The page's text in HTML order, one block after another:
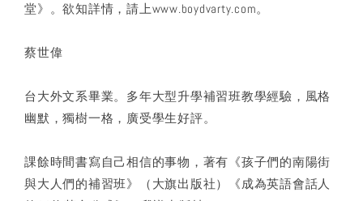
堂》。欲知詳情，請上www.boydvarty.com。
蔡世偉
台大外文系畢業。多年大型升學補習班教學經驗，風格
幽默，獨樹一格，廣受學生好評。
課餘時間書寫自己相信的事物，著有《孩子們的南陽街
與大人們的補習班》（大旗出版社）《成為英語會話人